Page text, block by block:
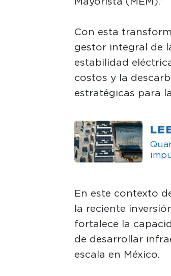
Con esta
gestor integral de
estabilidad
costos y la
estratégicas para
En este contexto
la reciente
fortalece la
de desarrollar
escala en México.